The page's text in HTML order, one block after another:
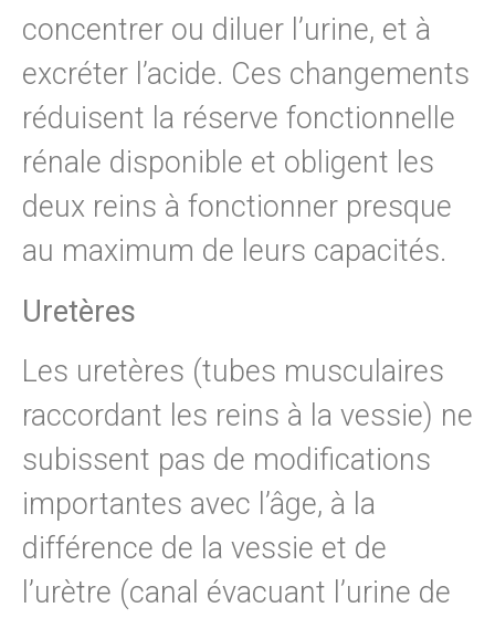
concentrer ou diluer l’urine, et à
excréter l’acide. Ces changements
réduisent la réserve fonctionnelle
rénale disponible et obligent les
deux reins à fonctionner presque
au maximum de leurs capacités.
Uretères
Les uretères (tubes musculaires
raccordant les reins à la vessie) ne
subissent pas de modifications
importantes avec l’âge, à la
différence de la vessie et de
l’urètre (canal évacuant l’urine de